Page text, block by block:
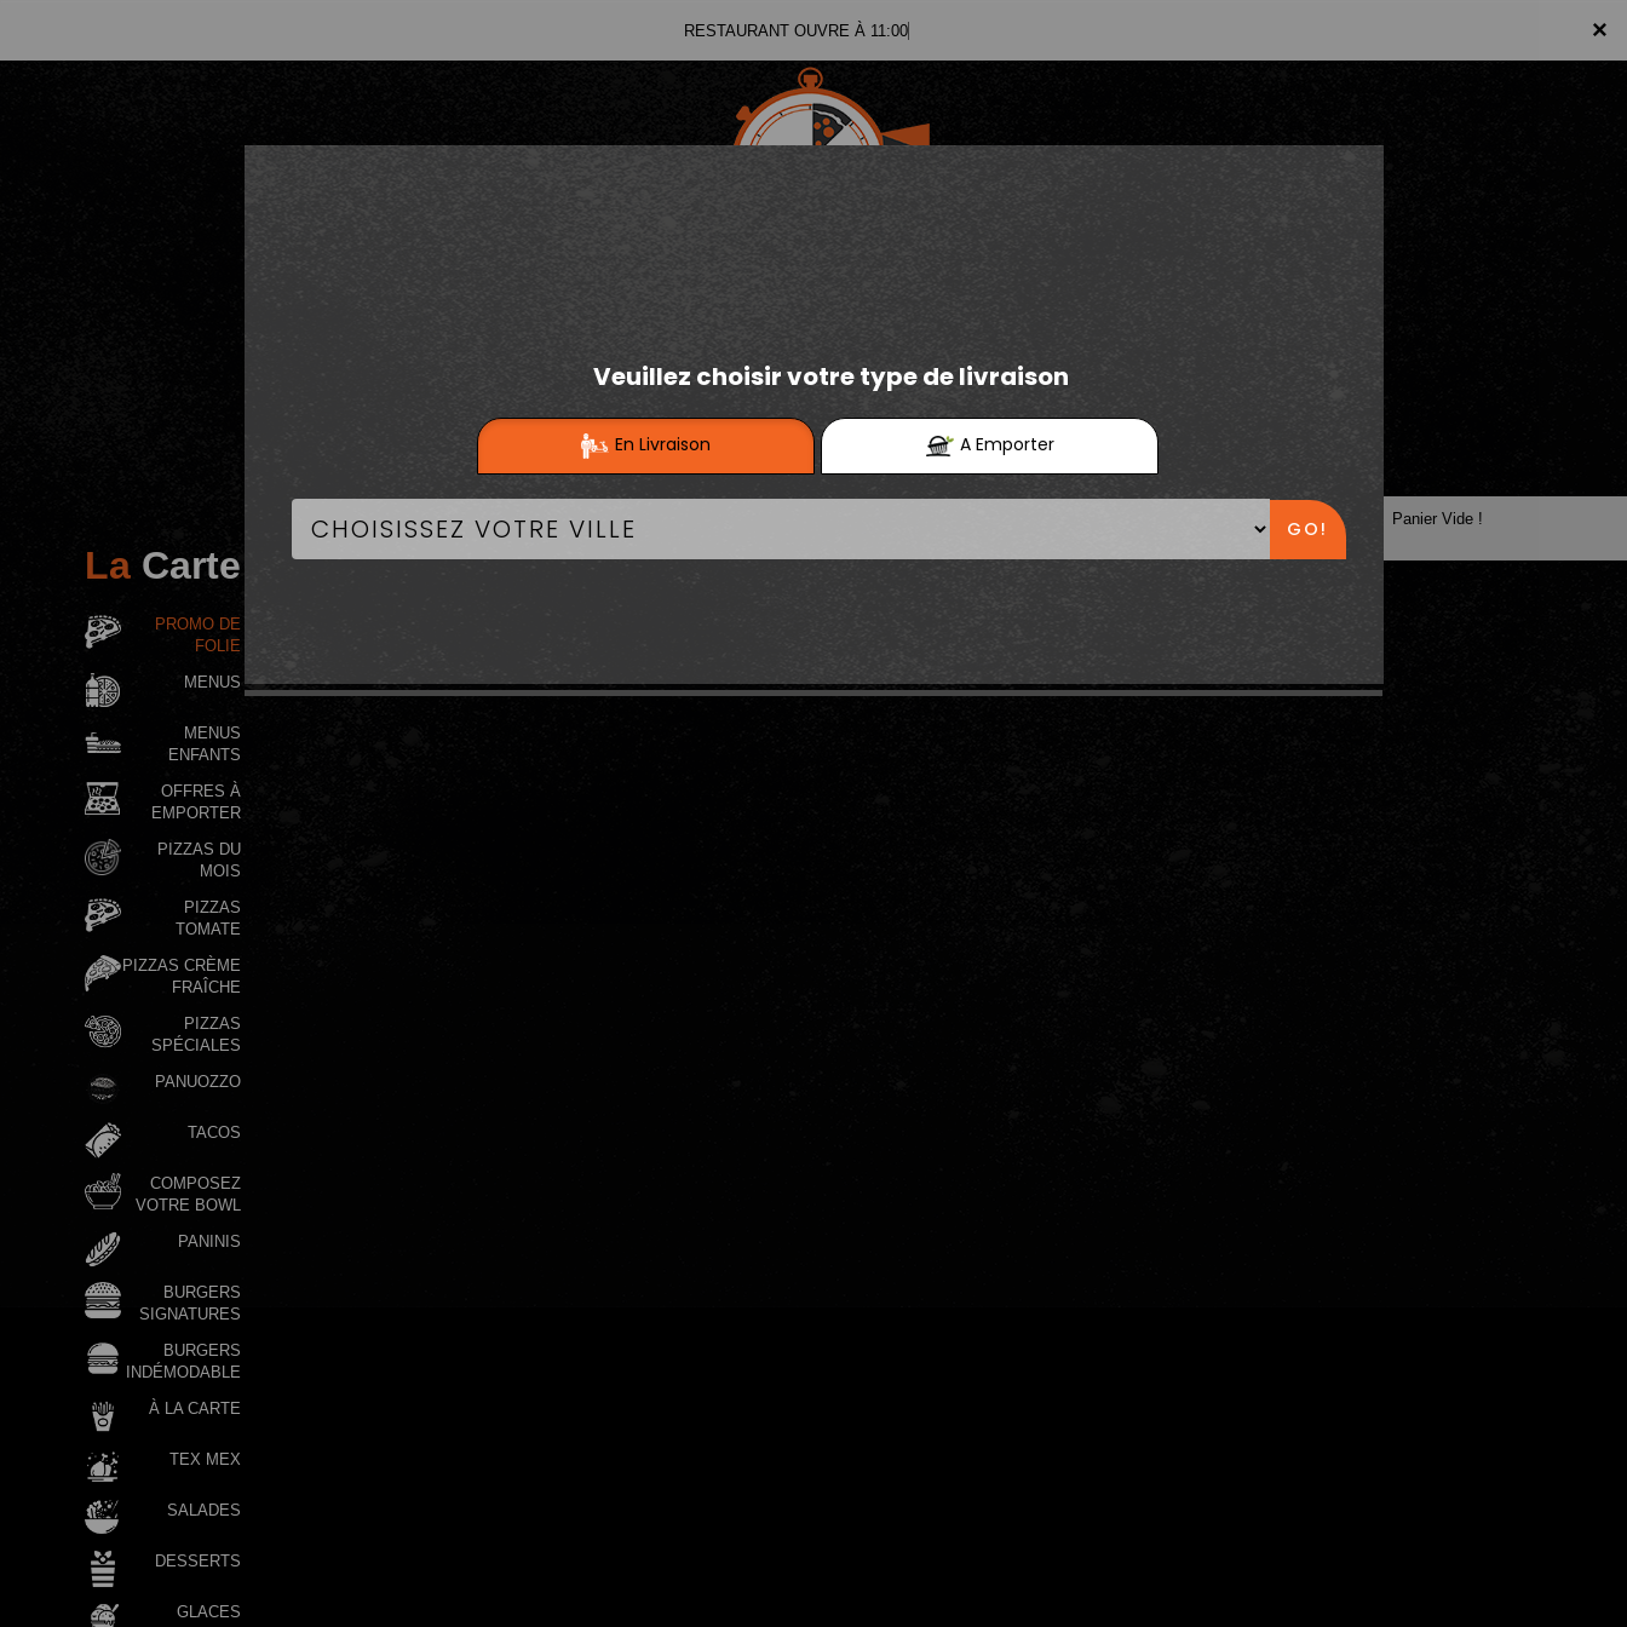
×
RESTAURANT OUVRE À 11:00 ×
La Carte
PROMO DE
FOLIE
MENUS
MENUS
ENFANTS
OFFRES À
EMPORTER
PIZZAS DU
MOIS
PIZZAS
TOMATE
PIZZAS CRÈME
FRAÎCHE
PIZZAS
SPÉCIALES
PANUOZZO
TACOS
COMPOSEZ
VOTRE BOWL
PANINIS
BURGERS
SIGNATURES
BURGERS
INDÉMODABLE
À LA CARTE
TEX MEX
SALADES
DESSERTS
GLACES
PANUOZZO Panier Vide !